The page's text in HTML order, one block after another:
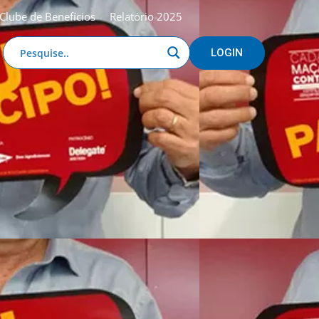
Clube de Benefícios Relatório 2025
LOGIN